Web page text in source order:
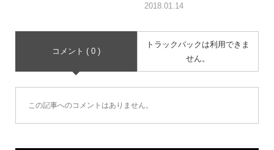
2018.01.14
コメント ( 0 )
トラックバックは利用できま
せん。
この記事へのコメントはありません。